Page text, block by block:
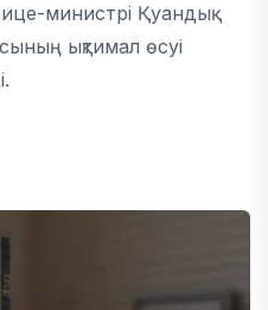
министрі Қуандық
ықтимал өсуі